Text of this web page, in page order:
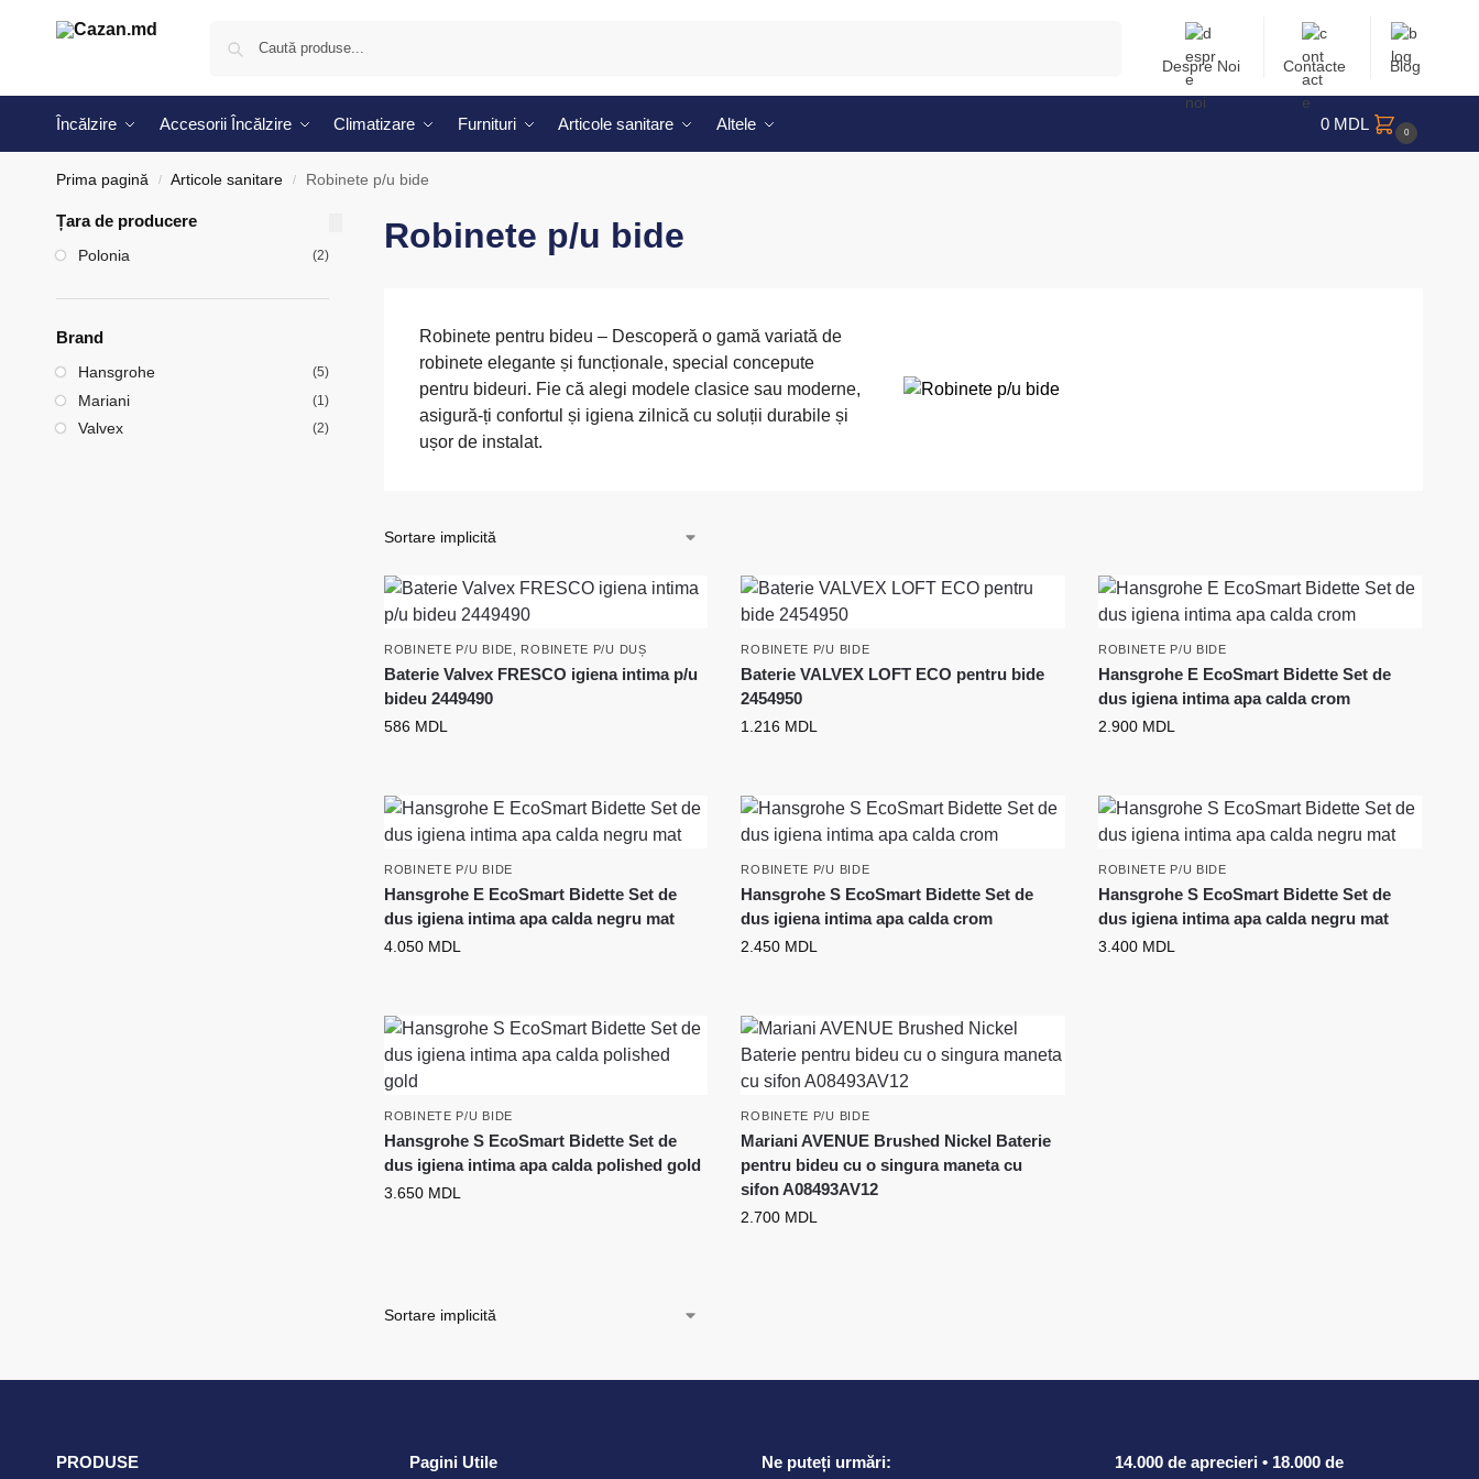
Despre Noi Contacte Blog
Încălzire Accesorii Încălzire Climatizare Furnituri Articole sanitare Altele 0 MDL 0
Prima pagină / Articole sanitare / Robinete p/u bide
Robinete p/u bide
Robinete pentru bideu – Descoperă o gamă variată de
robinete elegante și funcționale, special concepute
pentru bideuri. Fie că alegi modele clasice sau moderne,
asigură-ți confortul și igiena zilnică cu soluții durabile și
ușor de instalat.
ROBINETE P/U BIDE ROBINETE P/U DUȘ
Baterie Valvex FRESCO igiena intima p/u
bideu 2449490
586 MDL
ROBINETE P/U BIDE
Baterie VALVEX LOFT ECO pentru bide
2454950
1.216 MDL
ROBINETE P/U BIDE
Hansgrohe E EcoSmart Bidette Set de
dus igiena intima apa calda crom
2.900 MDL
ROBINETE P/U BIDE
Hansgrohe E EcoSmart Bidette Set de
dus igiena intima apa calda negru mat
4.050 MDL
ROBINETE P/U BIDE
Hansgrohe S EcoSmart Bidette Set de
dus igiena intima apa calda crom
2.450 MDL
ROBINETE P/U BIDE
Hansgrohe S EcoSmart Bidette Set de
dus igiena intima apa calda negru mat
3.400 MDL
ROBINETE P/U BIDE
Hansgrohe S EcoSmart Bidette Set de
dus igiena intima apa calda polished gold
3.650 MDL
ROBINETE P/U BIDE
Mariani AVENUE Brushed Nickel Baterie
pentru bideu cu o singura maneta cu
sifon A08493AV12
2.700 MDL
Țara de producere
Polonia (2)
Brand
Hansgrohe (5)
Mariani (1)
Valvex (2)
PRODUSE Pagini Utile Ne puteți urmări:
14.000 de aprecieri • 18.000 de